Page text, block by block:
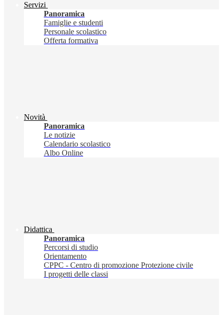
Servizi
Panoramica
Famiglie e studenti
Personale scolastico
Offerta formativa
Novità
Panoramica
Le notizie
Calendario scolastico
Albo Online
Didattica
Panoramica
Percorsi di studio
Orientamento
CPPC - Centro di promozione Protezione civile
I progetti delle classi